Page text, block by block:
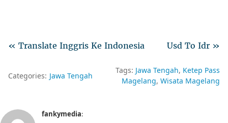
Usd To Idr »
« Translate Inggris Ke Indonesia
Categories: Jawa Tengah
Tags: Jawa Tengah Ketep Pass
Magelang Wisata Magelang
fankymedia: